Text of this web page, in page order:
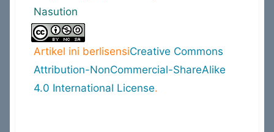
Nasution
Artikel ini berlisensiCreative Commons
Attribution-NonCommercial-ShareAlike
4.0 International License.